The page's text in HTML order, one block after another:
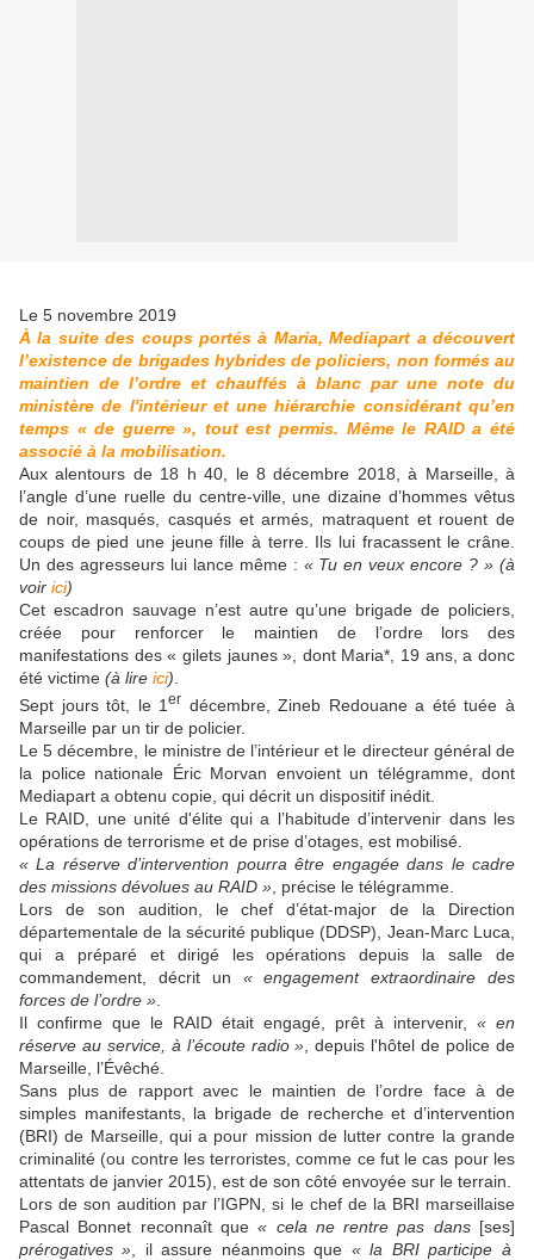
Le 5 novembre 2019
À la suite des coups portés à Maria, Mediapart a découvert
l’existence de brigades hybrides de policiers, non formés au
maintien de l’ordre et chauffés à blanc par une note du
ministère de l'intérieur et une hiérarchie considérant qu’en
temps « de guerre », tout est permis. Même le RAID a été
associé à la mobilisation.
Aux alentours de 18 h 40, le 8 décembre 2018, à Marseille, à
l’angle d’une ruelle du centre-ville, une dizaine d’hommes vêtus
de noir, masqués, casqués et armés, matraquent et rouent de
coups de pied une jeune fille à terre. Ils lui fracassent le crâne.
Un des agresseurs lui lance même : « Tu en veux encore ? » (à
voir ici)
Cet escadron sauvage n’est autre qu’une brigade de policiers,
créée pour renforcer le maintien de l’ordre lors des
manifestations des « gilets jaunes », dont Maria*, 19 ans, a donc
été victime (à lire ici)
Sept jours tôt, le 1er décembre, Zineb Redouane a été tuée à
Marseille par un tir de policier.
Le 5 décembre, le ministre de l’intérieur et le directeur général de
la police nationale Éric Morvan envoient un télégramme, dont
Mediapart a obtenu copie, qui décrit un dispositif inédit.
Le RAID, une unité d'élite qui a l’habitude d’intervenir dans les
opérations de terrorisme et de prise d’otages, est mobilisé.
« La réserve d’intervention pourra être engagée dans le cadre
des missions dévolues au RAID » , précise le télégramme.
Lors de son audition, le chef d’état-major de la Direction
départementale de la sécurité publique (DDSP), Jean-Marc Luca,
qui a préparé et dirigé les opérations depuis la salle de
commandement, décrit un « engagement extraordinaire des
forces de l’ordre »
Il confirme que le RAID était engagé, prêt à intervenir, « en
réserve au service, à l’écoute radio » , depuis l'hôtel de police de
Marseille, l’Évêché.
Sans plus de rapport avec le maintien de l’ordre face à de
simples manifestants, la brigade de recherche et d’intervention
(BRI) de Marseille, qui a pour mission de lutter contre la grande
criminalité (ou contre les terroristes, comme ce fut le cas pour les
attentats de janvier 2015), est de son côté envoyée sur le terrain.
Lors de son audition par l’IGPN, si le chef de la BRI marseillaise
Pascal Bonnet reconnaît que« cela ne rentre pas dans [ses]
prérogatives »
il assure néanmoins que « la BRI participe à